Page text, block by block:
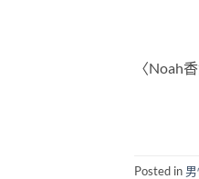
〈Noah
Posted in